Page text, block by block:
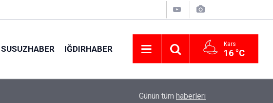
SUSUZHABER IĞDIRHABER Kars
16 °C
Şanlıurfa’da korkutan yangın yangın
Günün tüm haberleri